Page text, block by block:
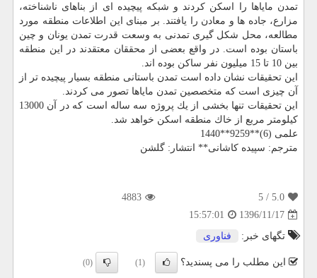
تمدن مایاها را اسكن كردند و شبكه پیچیده ای از بناهای ناشناخته،
مزارع، جاده ها و معادن را یافتند. بر مبنای این اطلاعات منطقه مورد
مطالعه، محل شكل گیری تمدنی به وسعت قدرت تمدن یونان و چین
باستان بوده است. در واقع بعضی از محققان معتقدند در این منطقه
بین 10 تا 15 میلیون نفر ساكن بوده اند.
این تحقیقات نشان داده است تمدن باستانی منطقه بسیار پیچیده تر از
آن چیزی است كه متخصصین تمدن مایاها تصور می كردند.
این تحقیقات تنها بخشی از یك پروژه سه ساله است كه در آن 13000
كیلومتر مربع از خاك منطقه اسكن خواهد شد.
علمی (6)**9259**1440
مترجم: سپیده كاشانی** انتشار: گلشن
5.0
/ 5
4883
1396/11/17
15:57:01
تگهای خبر:
فناوری
این مطلب را می پسندید؟ (1)
(0)